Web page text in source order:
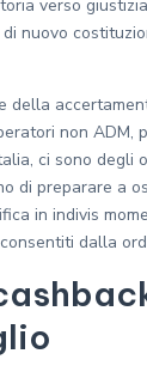
verso
nuovo
della
non ADM,
ci sono degli
di preparare a
in indivis
dalla